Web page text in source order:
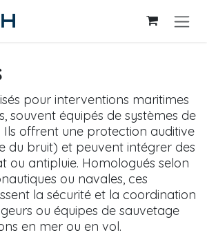
pour interventions maritimes
souvent équipés de systèmes de
offrent une protection auditive
du bruit) et peuvent intégrer des
ou antipluie. Homologués selon
ou navales, ces
la sécurité et la coordination
ou équipes de sauvetage
en mer ou en vol.